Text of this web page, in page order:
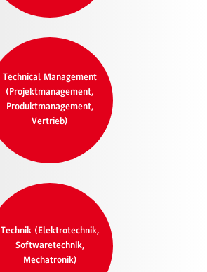
Technical Management
(Projektmanagement,
Produktmanagement,
Vertrieb)
Technik (Elektrotechnik,
Softwaretechnik,
Mechatronik)